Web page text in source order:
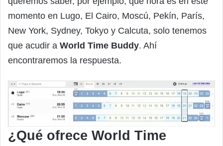
momento en Lugo, El Cairo, Moscú, Pekín, París,
New York, Sydney, Tokyo y Calcuta, solo tenemos
que acudir a World Time Buddy. Ahí
encontraremos la respuesta.
¿Qué ofrece World Time